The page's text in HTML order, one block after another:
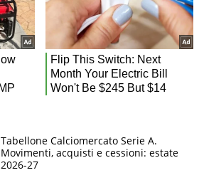
Tabellone Calciomercato Serie A.
Movimenti, acquisti e cessioni: estate
2026-27